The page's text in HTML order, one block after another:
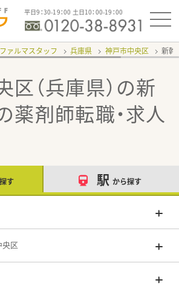
平日9：30-19：00 土日10：00-19：00
ァルマスタッフ 兵庫県 神戸市中央区 新幹
（兵庫県）の新
薬剤師転職・求人
す 駅 から探す
区